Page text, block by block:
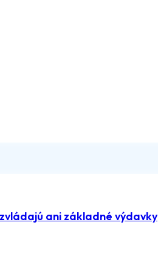
ani základné výdavky